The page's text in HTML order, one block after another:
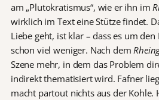
am „Plutokratismus“, wie er ihn im
wirklich im Text eine Stütze findet.
Liebe geht, ist klar – dass es um
schon viel weniger. Nach dem
Szene mehr, in dem das Problem
indirekt thematisiert wird. Fafner
macht partout nichts aus der Kohle.